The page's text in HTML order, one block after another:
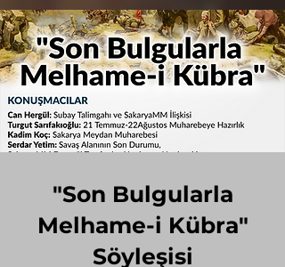
"Son Bulgularla
Melhame-i Kübra"
Söyleşisi